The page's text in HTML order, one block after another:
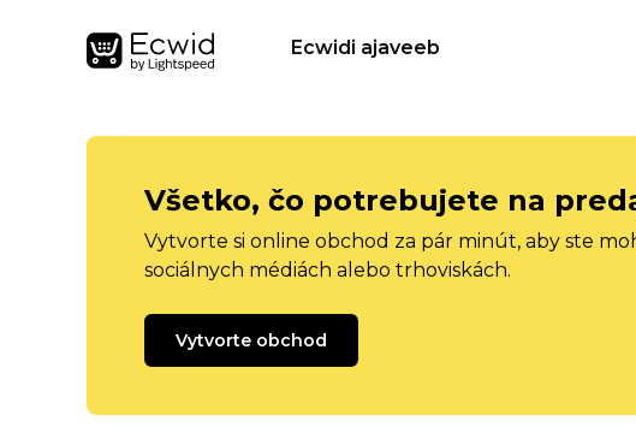
Ecwidi ajaveeb
Všetko, čo potrebujete na
Vytvorte si online obchod za pár minút, aby ste
sociálnych médiách alebo trhoviskách.
Vytvorte obchod